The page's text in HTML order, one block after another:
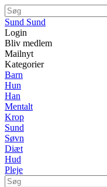
Sund Sund
Login
Bliv medlem
Mailnyt
Kategorier
Barn
Hun
Han
Mentalt
Krop
Sund
Søvn
Diæt
Hud
Pleje